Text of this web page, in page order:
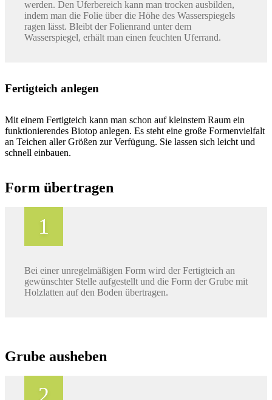
werden. Den Uferbereich kann man trocken ausbilden,
indem man die Folie über die Höhe des Wasserspiegels
ragen lässt. Bleibt der Folienrand unter dem
Wasserspiegel, erhält man einen feuchten Uferrand.
Fertigteich anlegen
Mit einem Fertigteich kann man schon auf kleinstem Raum ein
funktionierendes Biotop anlegen. Es steht eine große Formenvielfalt
an Teichen aller Größen zur Verfügung. Sie lassen sich leicht und
schnell einbauen.
Form übertragen
Bei einer unregelmäßigen Form wird der Fertigteich an
gewünschter Stelle aufgestellt und die Form der Grube mit
Holzlatten auf den Boden übertragen.
Grube ausheben